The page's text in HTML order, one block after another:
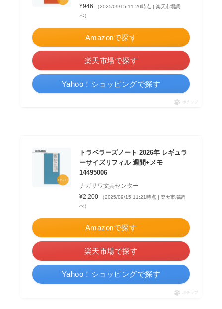
¥946
（2025/09/15 11:20時点 | 楽天市場調
べ）
Amazonで探す
楽天市場で探す
Yahoo！ショッピングで探す
ポチップ
トラベラーズノート 2026年 レギュラ
ーサイズリフィル 週間+メモ
14495006
ナガサワ文具センター
¥2,200
（2025/09/15 11:21時点 | 楽天市場調
べ）
Amazonで探す
楽天市場で探す
Yahoo！ショッピングで探す
ポチップ